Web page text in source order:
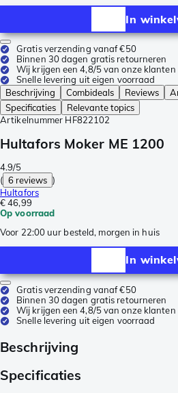
In
Gratis verzending vanaf €50
Binnen 30 dagen gratis retourneren
Wij krijgen een 4,8/5 van onze klanten
Snelle levering uit eigen voorraad
Beschrijving
Combideals Reviews
Specificaties
Relevante topics
Artikelnummer HF822102
Hultafors Moker ME 1200
4.9/5
( 6 reviews )
Hultafors
€ 46,99
Op voorraad
Voor 22:00 uur besteld, morgen in huis
In
Gratis verzending vanaf €50
Binnen 30 dagen gratis retourneren
Wij krijgen een 4,8/5 van onze klanten
Snelle levering uit eigen voorraad
Beschrijving
Specificaties